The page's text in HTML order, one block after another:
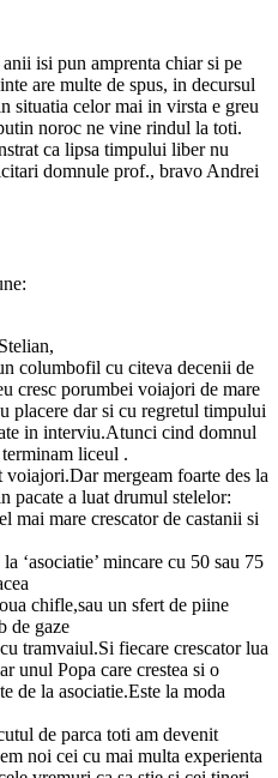
isi pun amprenta chiar si pe
are multe de spus, in decursul
situatia celor mai in virsta e greu
noroc ne vine rindul la toti.
ca lipsa timpului liber nu
domnule prof., bravo Andrei
columbofil cu citeva decenii de
cresc porumbei voiajori de mare
placere dar si cu regretul timpului
in interviu.Atunci cind domnul
liceul .
voiajori.Dar mergeam foarte des la
pacate a luat drumul stelelor:
mai mare crescator de castanii si
‘asociatie’ mincare cu 50 sau 75
chifle,sau un sfert de piine
de gaze
tramvaiul.Si fiecare crescator lua
unul Popa care crestea si o
de la asociatie.Este la moda
de parca toti am devenit
noi cei cu mai multa experienta